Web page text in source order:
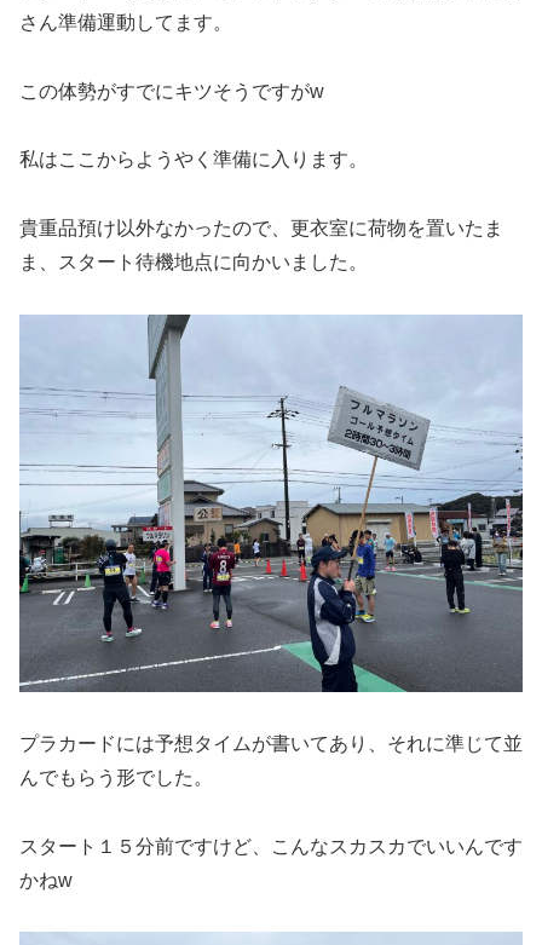
さん準備運動してます。
この体勢がすでにキツそうですがw
私はここからようやく準備に入ります。
貴重品預け以外なかったので、更衣室に荷物を置いたま
ま、スタート待機地点に向かいました。
プラカードには予想タイムが書いてあり、それに準じて並
んでもらう形でした。
スタート１５分前ですけど、こんなスカスカでいいんです
かねw